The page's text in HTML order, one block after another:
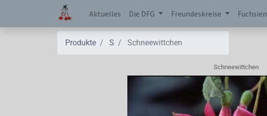
Aktuelles Die DFG Freundeskreise Fuchsien
Produkte S Schneewittchen
Schneewittchen